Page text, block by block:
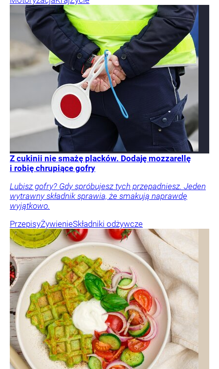
Z cukinii nie smażę placków. Dodaję mozzarellę
i robię chrupiące gofry
Lubisz gofry? Gdy spróbujesz tych przepadniesz. Jeden
wytrawny składnik sprawia, że smakują naprawdę
wyjątkowo.
PrzepisyŻywienieSkładniki odżywcze